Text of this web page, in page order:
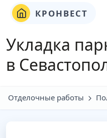
КРОНВЕСТ
Укладка
в
Отделочные работы